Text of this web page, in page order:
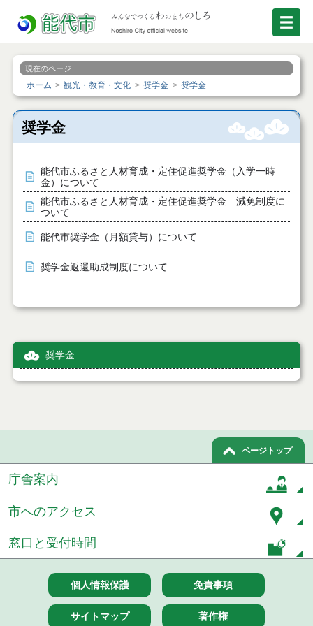
現在のページ
ホーム 観光・教育・文化 奨学金 奨学金
奨学金
能代市ふるさと人材育成・定住促進奨学金（入学一時
金）について
能代市ふるさと人材育成・定住促進奨学金 減免制度に
ついて
能代市奨学金（月額貸与）について
奨学金返還助成制度について
奨学金
ページトップ
庁舎案内
市へのアクセス
窓口と受付時間
個人情報保護 免責事項
サイトマップ 著作権